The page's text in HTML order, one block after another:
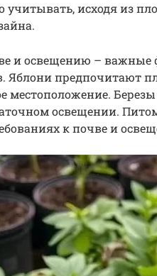
учитывать, исходя из
и освещению –
Яблони предпочитают
местоположение.
освещении.
к почве и